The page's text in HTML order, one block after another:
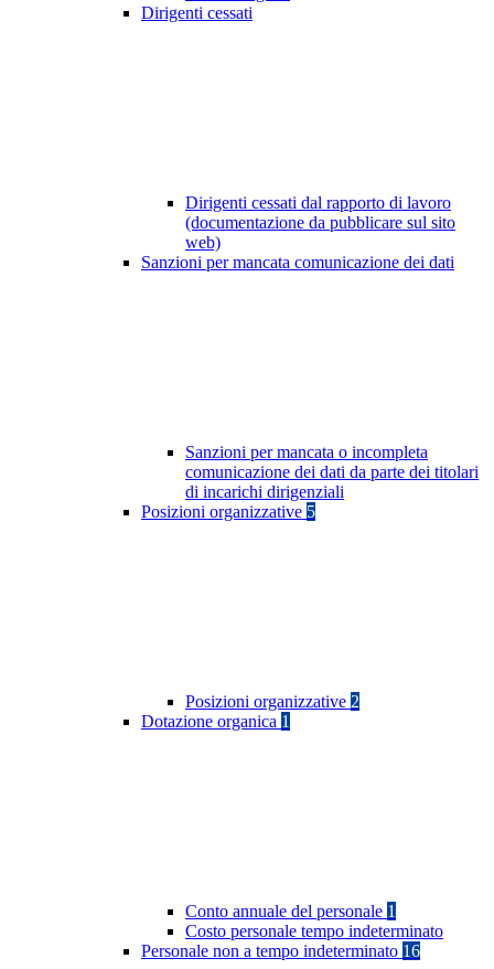
Dirigenti cessati
Dirigenti cessati dal rapporto di lavoro
(documentazione da pubblicare sul sito
web)
Sanzioni per mancata comunicazione dei dati
Sanzioni per mancata o incompleta
comunicazione dei dati da parte dei titolari
di incarichi dirigenziali
Posizioni organizzative 5
Posizioni organizzative 2
Dotazione organica 1
Conto annuale del personale 1
Costo personale tempo indeterminato
Personale non a tempo indeterminato 16